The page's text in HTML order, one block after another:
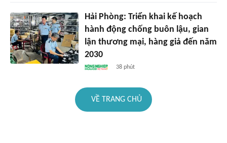
Hải Phòng: Triển khai kế hoạch
hành động chống buôn lậu, gian
lận thương mại, hàng giả đến năm
2030
38 phút
VỀ TRANG CHỦ